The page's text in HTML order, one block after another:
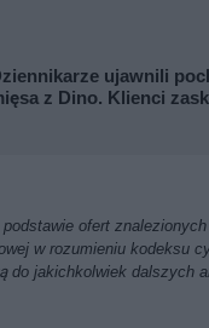
ujawnili
z Dino. Klienci
ofert
w rozumieniu kodeksu
do jakichkolwiek dalszych